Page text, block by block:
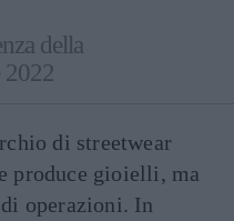
della
2022
di streetwear
produce gioielli, ma
operazioni. In